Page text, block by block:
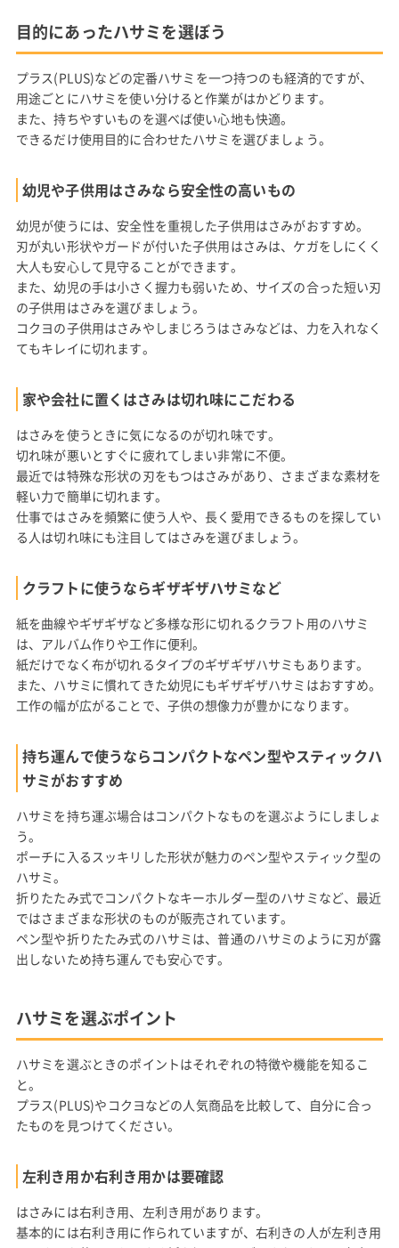
目的にあったハサミを選ぼう
プラス(PLUS)などの定番ハサミを一つ持つのも経済的ですが、
用途ごとにハサミを使い分けると作業がはかどります。
また、持ちやすいものを選べば使い心地も快適。
できるだけ使用目的に合わせたハサミを選びましょう。
幼児や子供用はさみなら安全性の高いもの
幼児が使うには、安全性を重視した子供用はさみがおすすめ。
刃が丸い形状やガードが付いた子供用はさみは、ケガをしにくく
大人も安心して見守ることができます。
また、幼児の手は小さく握力も弱いため、サイズの合った短い刃
の子供用はさみを選びましょう。
コクヨの子供用はさみやしまじろうはさみなどは、力を入れなく
てもキレイに切れます。
家や会社に置くはさみは切れ味にこだわる
はさみを使うときに気になるのが切れ味です。
切れ味が悪いとすぐに疲れてしまい非常に不便。
最近では特殊な形状の刃をもつはさみがあり、さまざまな素材を
軽い力で簡単に切れます。
仕事ではさみを頻繁に使う人や、長く愛用できるものを探してい
る人は切れ味にも注目してはさみを選びましょう。
クラフトに使うならギザギザハサミなど
紙を曲線やギザギザなど多様な形に切れるクラフト用のハサミ
は、アルバム作りや工作に便利。
紙だけでなく布が切れるタイプのギザギザハサミもあります。
また、ハサミに慣れてきた幼児にもギザギザハサミはおすすめ。
工作の幅が広がることで、子供の想像力が豊かになります。
持ち運んで使うならコンパクトなペン型やスティックハ
サミがおすすめ
ハサミを持ち運ぶ場合はコンパクトなものを選ぶようにしましょ
う。
ポーチに入るスッキリした形状が魅力のペン型やスティック型の
ハサミ。
折りたたみ式でコンパクトなキーホルダー型のハサミなど、最近
ではさまざまな形状のものが販売されています。
ペン型や折りたたみ式のハサミは、普通のハサミのように刃が露
出しないため持ち運んでも安心です。
ハサミを選ぶポイント
ハサミを選ぶときのポイントはそれぞれの特徴や機能を知るこ
と。
プラス(PLUS)やコクヨなどの人気商品を比較して、自分に合っ
たものを見つけてください。
左利き用か右利き用かは要確認
はさみには右利き用、左利き用があります。
基本的には右利き用に作られていますが、右利きの人が左利き用